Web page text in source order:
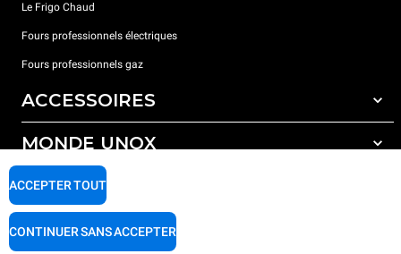
Le Frigo Chaud
Fours professionnels électriques
Fours professionnels gaz
ACCESSOIRES
Tous les accessoires
Détergents pour lavage automatique
Détergents pour lavage manuel
Traitement de l'eau avec filtres à résine
MONDE UNOX
Nos bureaux dans le monde
SUPPORT
Garantie Unox
ACCEPTER TOUT
CONTINUER SANS ACCEPTER